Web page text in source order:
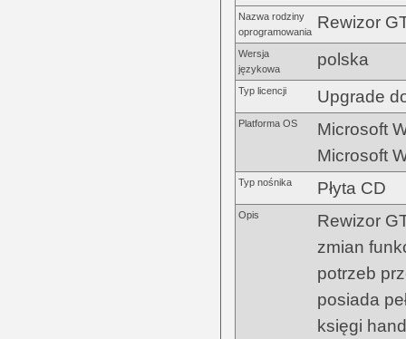
Nazwa rodziny
oprogramowania Rewizor
Wersja
językowa
polska
Typ licencji Upgrade
Platforma OS
Microsoft
Microsoft
Typ nośnika Płyta CD
Opis
Rewizor
zmian
potrzeb
posiada
księgi